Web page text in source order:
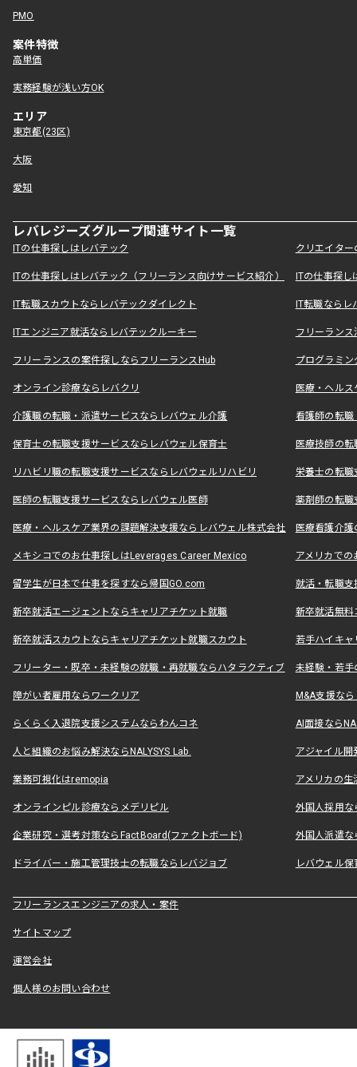
PMO
案件特徴
高単価
実務経験が浅い方OK
エリア
東京都(23区)
大阪
愛知
レバレジーズグループ関連サイト一覧
ITの仕事探しはレバテック クリエイタ
ITの仕事探しはレバテック（フリーランス向けサービス紹介） ITの仕事探
IT転職スカウトならレバテックダイレクト IT転職なら
ITエンジニア就活ならレバテックルーキー フリーラン
フリーランスの案件探しならフリーランスHub プログラミ
オンライン診療ならレバクリ 医療・ヘル
介護職の転職・派遣サービスならレバウェル介護 看護師の転
保育士の転職支援サービスならレバウェル保育士 医療技師の
リハビリ職の転職支援サービスならレバウェルリハビリ 栄養士の転
医師の転職支援サービスならレバウェル医師 薬剤師の転
医療・ヘルスケア業界の課題解決支援ならレバウェル株式会社 医療看護介
メキシコでのお仕事探しはLeverages Career Mexico アメリカで
留学生が日本で仕事を探すなら帰国GO.com 就活・転職
新卒就活エージェントならキャリアチケット就職 新卒就活無料
新卒就活スカウトならキャリアチケット就職スカウト 若手ハイキ
フリーター・既卒・未経験の就職・再就職ならハタラクティブ 未経験・若手
障がい者雇用ならワークリア M&A支援な
らくらく入退院支援システムならわんコネ AI面接なら
人と組織のお悩み解決ならNALYSYS Lab. アジャイル
業務可視化はremopia アメリカの
オンラインピル診療ならメデリピル 外国人採用
企業研究・選考対策ならFactBoard(ファクトボード) 外国人派遣な
ドライバー・施工管理技士の転職ならレバジョブ レバウェル
フリーランスエンジニアの求人・案件
サイトマップ
運営会社
個人様のお問い合わせ